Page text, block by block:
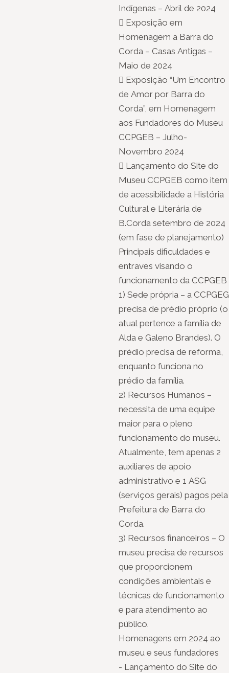
Indígenas – Abril de 2024
 Exposição em
Homenagem a Barra do
Corda – Casas Antigas –
Maio de 2024
 Exposição “Um Encontro
de Amor por Barra do
Corda”, em Homenagem
aos Fundadores do Museu
CCPGEB – Julho-
Novembro 2024
 Lançamento do Site do
Museu CCPGEB como item
de acessibilidade a História
Cultural e Literária de
B.Corda setembro de 2024
(em fase de planejamento)
Principais dificuldades e
entraves visando o
funcionamento da CCPGEB
1) Sede própria – a CCPGEG
precisa de prédio próprio (o
atual pertence a família de
Alda e Galeno Brandes). O
prédio precisa de reforma,
enquanto funciona no
prédio da família.
2) Recursos Humanos –
necessita de uma equipe
maior para o pleno
funcionamento do museu.
Atualmente, tem apenas 2
auxiliares de apoio
administrativo e 1 ASG
(serviços gerais) pagos pela
Prefeitura de Barra do
Corda.
3) Recursos financeiros – O
museu precisa de recursos
que proporcionem
condições ambientais e
técnicas de funcionamento
e para atendimento ao
público.
Homenagens em 2024 ao
museu e seus fundadores
- Lançamento do Site do